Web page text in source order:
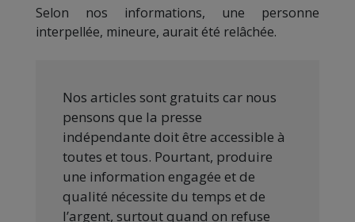
Selon nos informations, une personne
interpellée, mineure, aurait été relâchée.
Nos articles sont gratuits car nous
pensons que la presse
indépendante doit être accessible à
toutes et tous. Pourtant, produire
une information engagée et de
qualité nécessite du temps et de
l’argent, surtout quand on refuse